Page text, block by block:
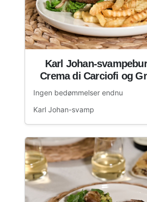
Karl Johan-
Crema di Carciofi og
Ingen bedømmelser endnu
Karl Johan-svamp